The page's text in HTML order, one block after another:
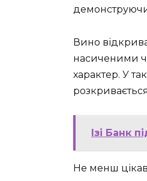
демонструючи
Вино
насиченими
характер. У
Ізі Банк
Не менш